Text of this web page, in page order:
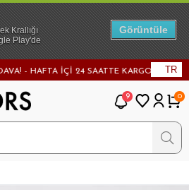
HAFTA İÇİ 24 SAATTE KARGODA! - TR
9 0
Krallığı
Play'de
Görüntüle